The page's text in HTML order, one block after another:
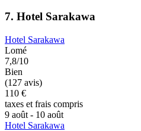
7. Hotel Sarakawa
Hotel Sarakawa
Lomé
7,8/10
Bien
(127 avis)
110 €
taxes et frais compris
9 août - 10 août
Hotel Sarakawa